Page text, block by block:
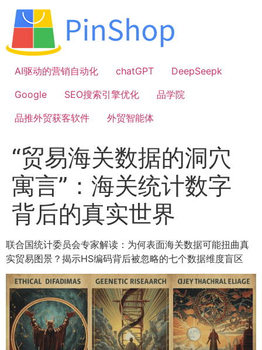
容
AI驱动的营销自动化
chatGPT
DeepSeepk
Google
SEO搜索引擎优化
品学院
品推外贸获客软件
外贸智能体
“贸易海关数据的洞穴
寓言”：海关统计数字
背后的真实世界
联合国统计委员会专家解读：为何表面海关数据可能扭曲真
实贸易图景？揭示HS编码背后被忽略的七个数据维度盲区